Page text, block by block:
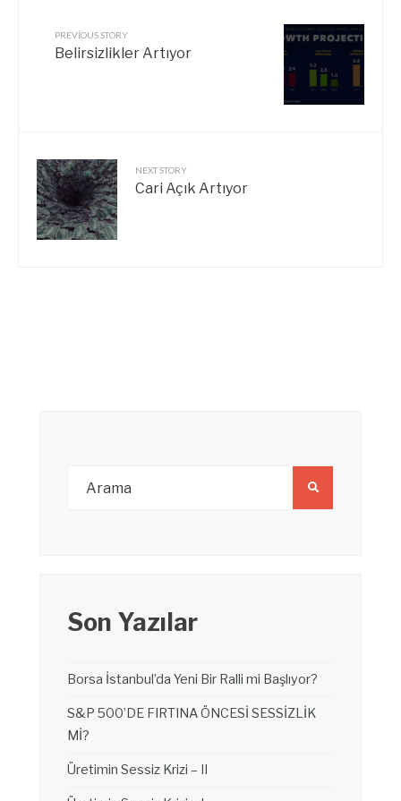
PREVIOUS STORY
Belirsizlikler Artıyor
NEXT STORY
Cari Açık Artıyor
Son Yazılar
Borsa İstanbul’da Yeni Bir Ralli mi Başlıyor?
S&P 500’DE FIRTINA ÖNCESİ SESSİZLİK
Mİ?
Üretimin Sessiz Krizi – II